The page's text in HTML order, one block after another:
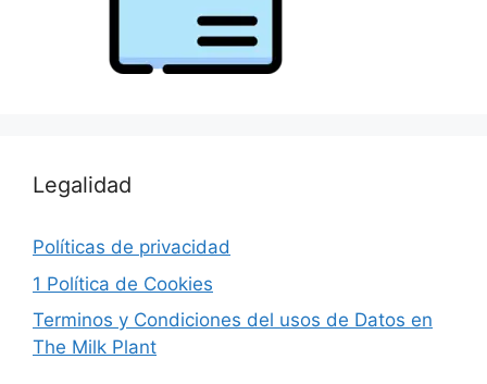
Legalidad
Políticas de privacidad
1 Política de Cookies
Terminos y Condiciones del usos de Datos en
The Milk Plant